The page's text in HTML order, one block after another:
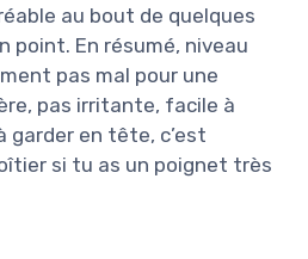
au bout de quelques
point. En résumé, niveau
pas mal pour une
pas irritante, facile à
garder en tête, c’est
si tu as un poignet très